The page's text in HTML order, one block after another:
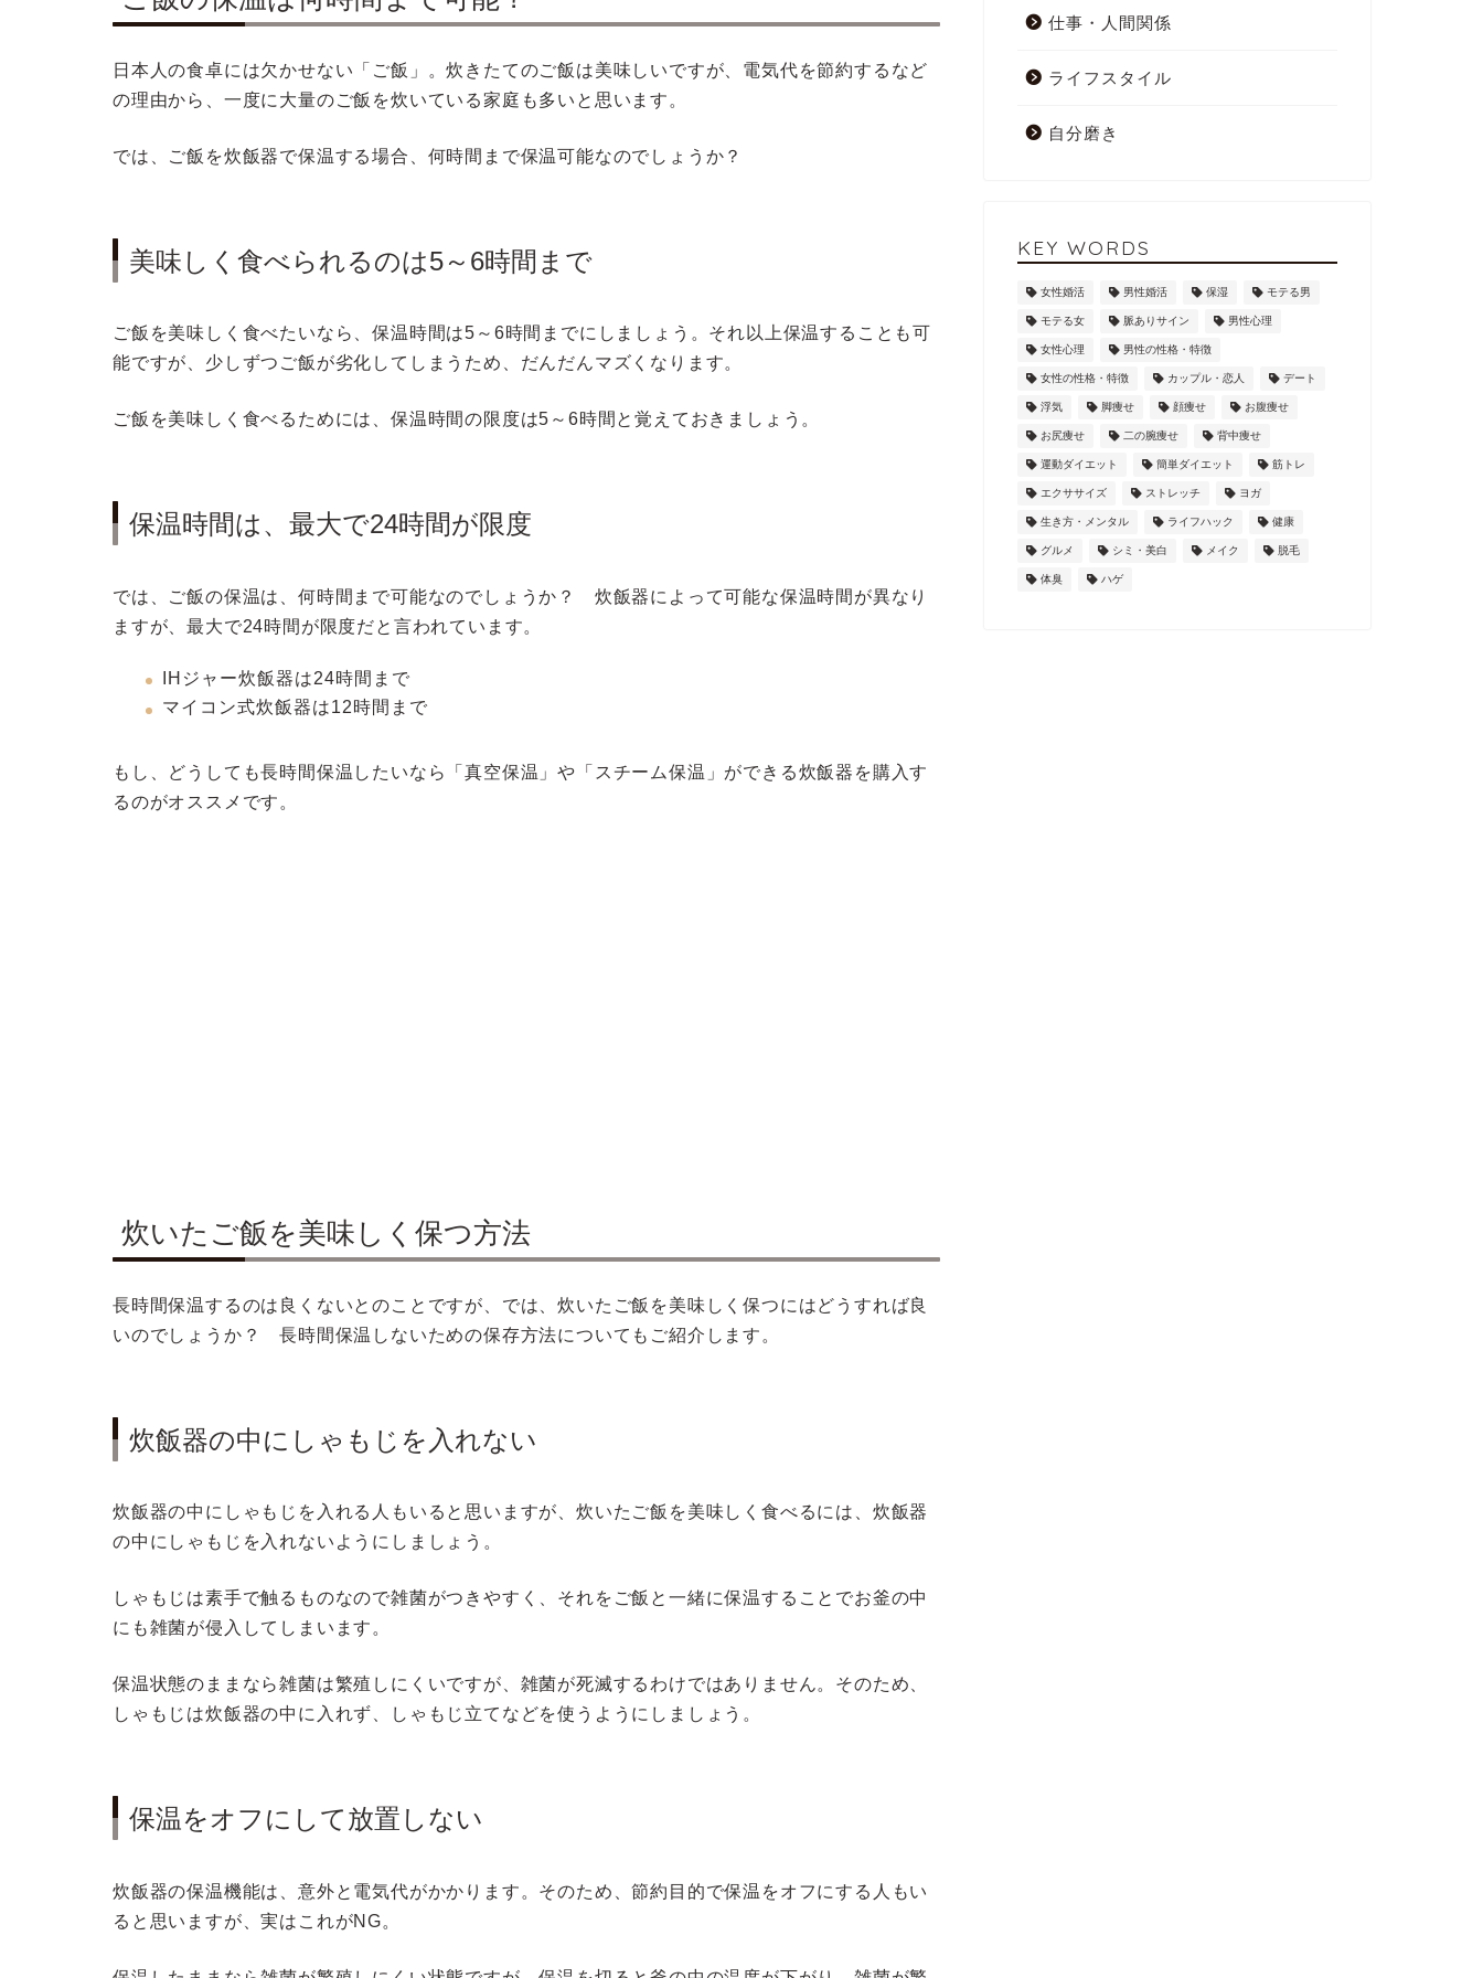
日本人の食卓には欠かせない「ご飯」。炊きたてのご飯は美味しいですが、電気代を節約するなど
の理由から、一度に大量のご飯を炊いている家庭も多いと思います。
では、ご飯を炊飯器で保温する場合、何時間まで保温可能なのでしょうか？
美味しく食べられるのは5～6時間まで
ご飯を美味しく食べたいなら、保温時間は5～6時間までにしましょう。それ以上保温することも可
能ですが、少しずつご飯が劣化してしまうため、だんだんマズくなります。
ご飯を美味しく食べるためには、保温時間の限度は5～6時間と覚えておきましょう。
保温時間は、最大で24時間が限度
では、ご飯の保温は、何時間まで可能なのでしょうか？ 炊飯器によって可能な保温時間が異なり
ますが、最大で24時間が限度だと言われています。
IHジャー炊飯器は24時間まで
マイコン式炊飯器は12時間まで
もし、どうしても長時間保温したいなら「真空保温」や「スチーム保温」ができる炊飯器を購入す
るのがオススメです。
炊いたご飯を美味しく保つ方法
長時間保温するのは良くないとのことですが、では、炊いたご飯を美味しく保つにはどうすれば良
いのでしょうか？ 長時間保温しないための保存方法についてもご紹介します。
炊飯器の中にしゃもじを入れない
炊飯器の中にしゃもじを入れる人もいると思いますが、炊いたご飯を美味しく食べるには、炊飯器
の中にしゃもじを入れないようにしましょう。
しゃもじは素手で触るものなので雑菌がつきやすく、それをご飯と一緒に保温することでお釜の中
にも雑菌が侵入してしまいます。
保温状態のままなら雑菌は繁殖しにくいですが、雑菌が死滅するわけではありません。そのため、
しゃもじは炊飯器の中に入れず、しゃもじ立てなどを使うようにしましょう。
保温をオフにして放置しない
炊飯器の保温機能は、意外と電気代がかかります。そのため、節約目的で保温をオフにする人もい
ると思いますが、実はこれがNG。
仕事・人間関係
ライフスタイル
自分磨き
KEY WORDS
女性婚活 男性婚活 保湿 モテる男
モテる女 脈ありサイン 男性心理
女性心理 男性の性格・特徴
女性の性格・特徴 カップル・恋人 デート
浮気 脚痩せ 顔痩せ お腹痩せ
お尻痩せ 二の腕痩せ 背中痩せ
運動ダイエット 簡単ダイエット 筋トレ
エクササイズ ストレッチ ヨガ
生き方・メンタル ライフハック 健康
グルメ シミ・美白 メイク 脱毛
体臭 ハゲ